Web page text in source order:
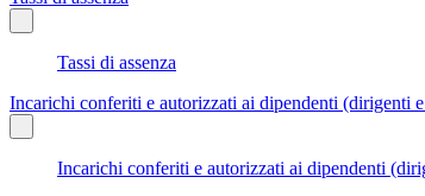
Tassi di assenza
Incarichi conferiti e autorizzati ai dipendenti (dirigenti
Incarichi conferiti e autorizzati ai dipendenti